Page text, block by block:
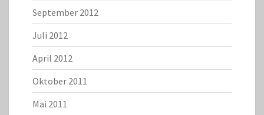
September 2012
Juli 2012
April 2012
Oktober 2011
Mai 2011